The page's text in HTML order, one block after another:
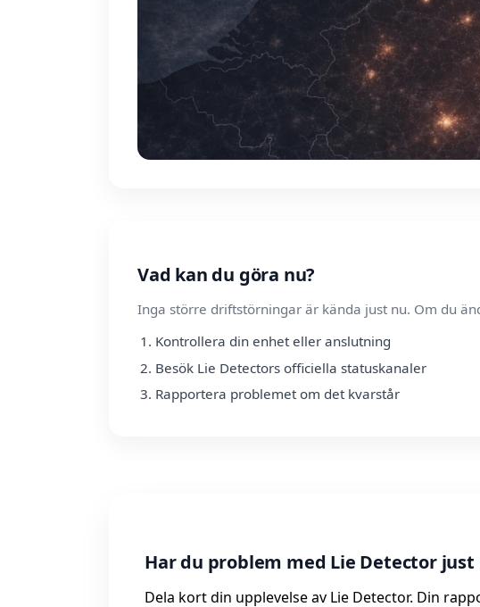
Vad kan du göra nu?
Inga större driftstörningar är kända just nu. Om du
Kontrollera din enhet eller anslutning
Besök Lie Detectors officiella statuskanaler
Rapportera problemet om det kvarstår
Har du problem med Lie Detector just
Dela kort din upplevelse av Lie Detector. Din